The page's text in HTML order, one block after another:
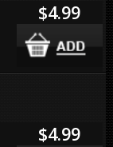
$4.99
$4.99